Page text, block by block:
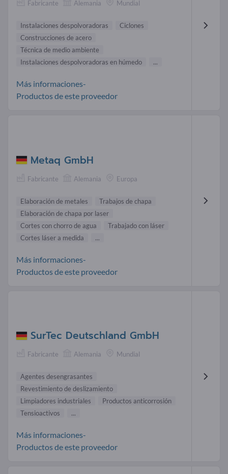
Fabricante Alemania Mundial
Instalaciones despolvoradoras
Ciclones
Construcciones de acero
Técnica de medio ambiente
Instalaciones despolvoradoras en húmedo
...
Más informaciones-
Productos de este proveedor
Metaq GmbH
Fabricante Alemania Europa
Elaboración de metales
Trabajos de chapa
Elaboración de chapa por laser
Cortes con chorro de agua
Trabajado con láser
Cortes láser a medida
...
Más informaciones-
Productos de este proveedor
SurTec Deutschland GmbH
Fabricante Alemania Mundial
Agentes desengrasantes
Revestimiento de deslizamiento
Limpiadores industriales
Productos anticorrosión
Tensioactivos
...
Más informaciones-
Productos de este proveedor